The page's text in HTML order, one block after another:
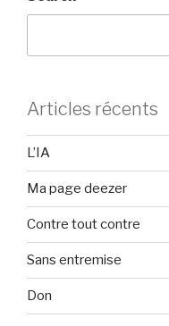
Articles récents
L’IA
Ma page deezer
Contre tout contre
Sans entremise
Don